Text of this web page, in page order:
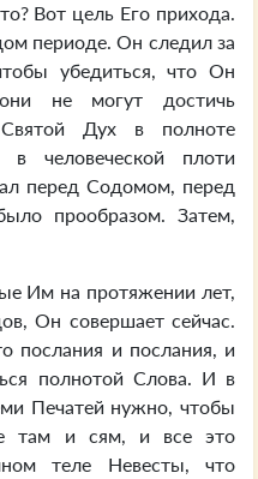
Вот цель Его прихода.
периоде. Он следил за
убедиться, что Он
не могут достичь
Дух в полноте
человеческой плоти
перед Содомом, перед
прообразом. Затем,
Им на протяжении лет,
Он совершает сейчас.
послания и послания, и
полнотой Слова. И в
Печатей нужно, чтобы
там и сям, и все это
теле Невесты, что